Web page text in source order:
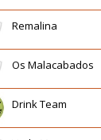
Remalina
Os Malacabados
Drink Team